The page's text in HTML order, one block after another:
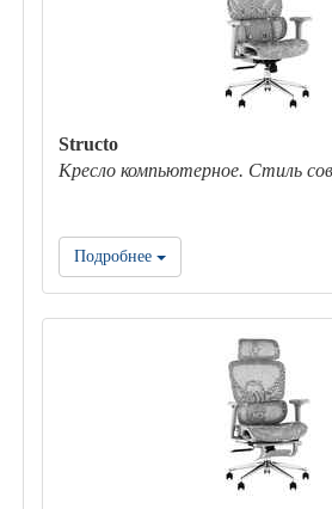
Structo
Кресло компьютерное. Стиль
Подробнее